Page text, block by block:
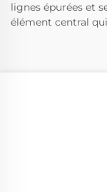
lignes épurées et
élément central